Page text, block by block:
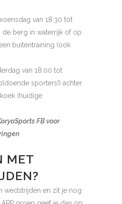
van 18.30 tot
berg in waterrijk of op
buitentraining (ook
van 18.00 tot
sporters!) achter
(huidige
FB voor
MET
wedstrijden en zit je nog